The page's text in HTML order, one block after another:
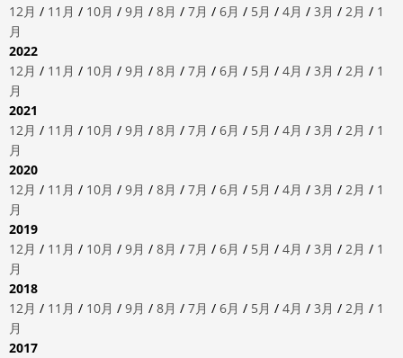
12月 / 11月 / 10月 / 9月 / 8月 / 7月 / 6月 / 5月 / 4月 / 3月 / 2月 / 1
月
2022
12月 / 11月 / 10月 / 9月 / 8月 / 7月 / 6月 / 5月 / 4月 / 3月 / 2月 / 1
月
2021
12月 / 11月 / 10月 / 9月 / 8月 / 7月 / 6月 / 5月 / 4月 / 3月 / 2月 / 1
月
2020
12月 / 11月 / 10月 / 9月 / 8月 / 7月 / 6月 / 5月 / 4月 / 3月 / 2月 / 1
月
2019
12月 / 11月 / 10月 / 9月 / 8月 / 7月 / 6月 / 5月 / 4月 / 3月 / 2月 / 1
月
2018
12月 / 11月 / 10月 / 9月 / 8月 / 7月 / 6月 / 5月 / 4月 / 3月 / 2月 / 1
月
2017